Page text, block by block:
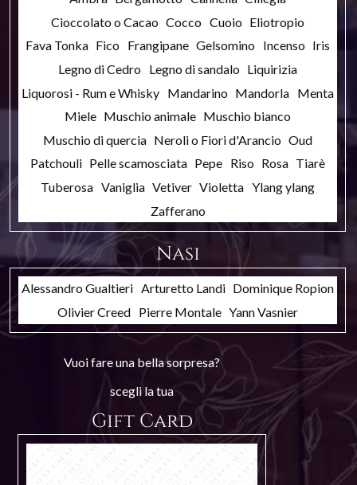
Cioccolato o Cacao Cocco Cuoio Eliotropio
Fava Tonka Fico Frangipane Gelsomino Incenso Iris
Legno di Cedro Legno di sandalo Liquirizia
Liquorosi - Rum e Whisky Mandarino Mandorla Menta
Miele Muschio animale Muschio bianco
Muschio di quercia Neroli o Fiori d'Arancio Oud
Patchouli Pelle scamosciata Pepe Riso Rosa Tiarè
Tuberosa Vaniglia Vetiver Violetta Ylang ylang
Zafferano
Nasi
Alessandro Gualtieri Arturetto Landi Dominique Ropion
Olivier Creed Pierre Montale Yann Vasnier
Vuoi fare una bella sorpresa?
scegli la tua
Gift Card